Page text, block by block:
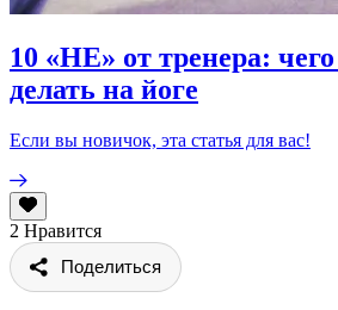
10 «НЕ» от тренера:
делать на йоге
Если вы новичок, эта статья для вас!
2 Нравится
Поделиться